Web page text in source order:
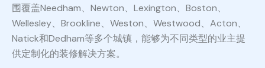
围覆盖Needham、Newton、Lexington、Boston、
Wellesley、Brookline、Weston、Westwood、Acton、
Natick和Dedham等多个城镇，能够为不同类型的业主提
供定制化的装修解决方案。